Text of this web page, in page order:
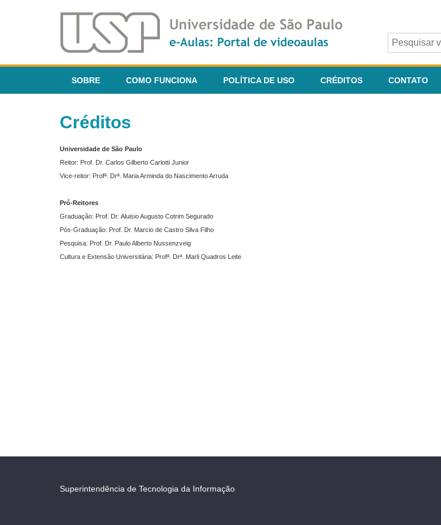
SOBRE COMO FUNCIONA POLÍTICA DE USO CRÉDITOS CONTATO
Créditos
Universidade de São Paulo
Reitor: Prof. Dr. Carlos Gilberto Carlotti Junior
Vice-reitor: Profª. Drª. Maria Arminda do Nascimento Arruda
Pró-Reitores
Graduação: Prof. Dr. Aluisio Augusto Cotrim Segurado
Pós-Graduação: Prof. Dr. Marcio de Castro Silva Filho
Pesquisa: Prof. Dr. Paulo Alberto Nussenzveig
Cultura e Extensão Universitária: Profª. Drª. Marli Quadros Leite
Superintendência de Tecnologia da Informação